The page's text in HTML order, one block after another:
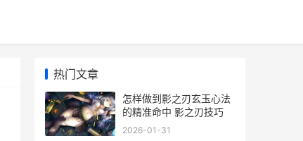
热门文章
怎样做到影之刃玄玉心法
的精准命中 影之刃技巧
2026-01-31